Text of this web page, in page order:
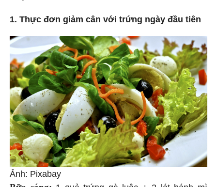
1. Thực đơn giảm cân với trứng ngày đầu tiên
Ảnh: Pixabay